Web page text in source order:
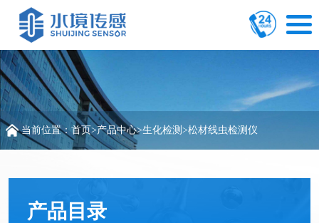
当前位置：首页>产品中心>生化检测 >松材线虫检测仪
产品目录